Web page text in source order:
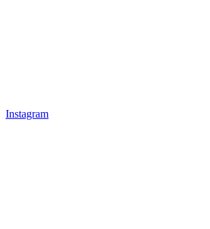
Instagram